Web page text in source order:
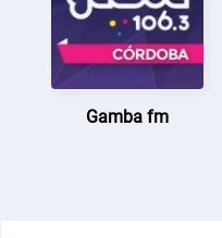
Gamba fm